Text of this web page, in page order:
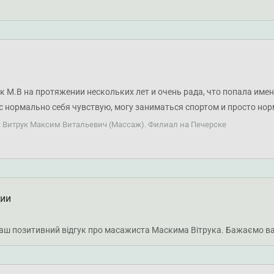
на протяжении нескольких лет и очень рада, что попала
нормально себя чувствую, могу заниматься спортом и просто
Витрук Максим Витальевич (Массаж). Филиал на Печерске
позитивний відгук про масажиста Маскима Вітрука. Бажаємо